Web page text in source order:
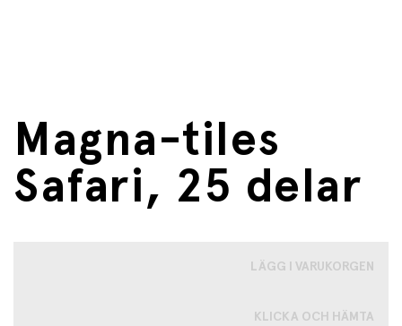
Magna-tiles
Safari, 25 delar
LÄGG I VARUKORGEN
KLICKA OCH HÄMTA